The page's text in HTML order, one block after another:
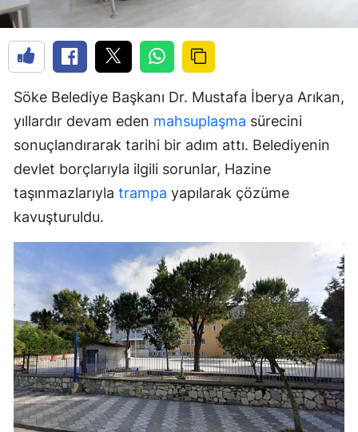
Söke Belediye Başkanı Dr. Mustafa İberya Arıkan,
yıllardır devam eden mahsuplaşma sürecini
sonuçlandırarak tarihi bir adım attı. Belediyenin
devlet borçlarıyla ilgili sorunlar, Hazine
taşınmazlarıyla trampa yapılarak çözüme
kavuşturuldu.